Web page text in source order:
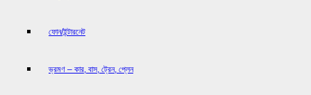
ফোন/ইন্টারনেট
ভ্রমণ – কার, বাস, ট্রেন, প্লেন